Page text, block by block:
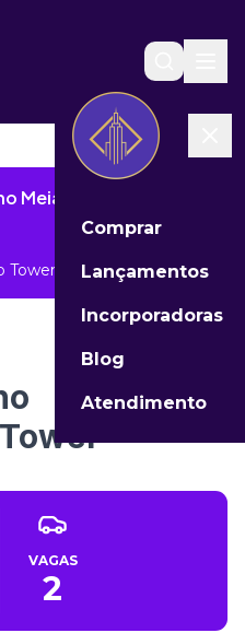
Comprar
Lançamentos
Incorporadoras
Blog
Atendimento
Meia Praia de Itapema -
VAGAS
2